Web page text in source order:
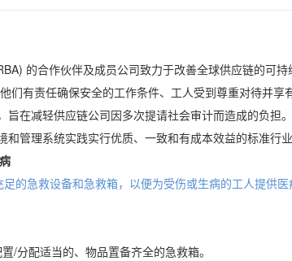
的合作伙伴及成员公司致力于改善全球供应链的可持
有责任确保安全的工作条件、工人受到尊重对待并享
旨在减轻供应链公司因多次提请社会审计而造成的负担
和管理系统实践实行优质、一致和有成本效益的标准行业
的急救设备和急救箱，以便为受伤或生病的工人提供
配适当的、物品置备齐全的急救箱。